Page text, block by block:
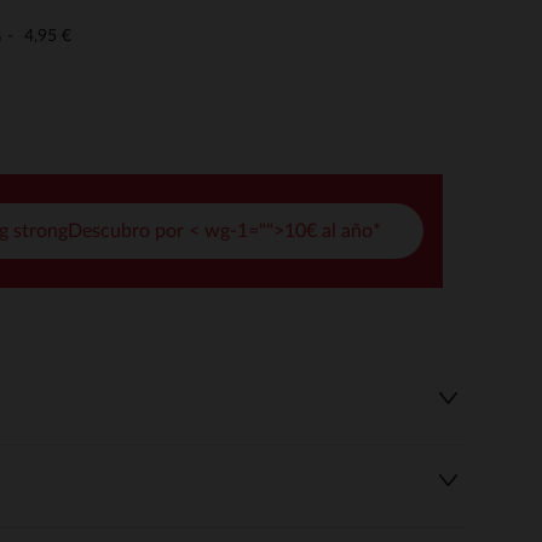
de privacidad, garantizando el cumplimiento de las
4,95 €
strongDescubro por < wg-1="">10€ al año*